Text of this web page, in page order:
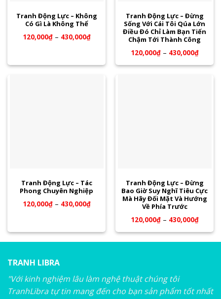
Tranh Động Lực – Không
Có Gì Là Không Thể
120,000₫– 430,000₫
Tranh Động Lực – Đừng
Sống Với Cái Tôi Qúa Lớn
Điều Đó Chỉ Làm Bạn Tiến
Chậm Tới Thành Công
120,000₫– 430,000₫
Tranh Động Lực – Tác
Phong Chuyên Nghiệp
120,000₫– 430,000₫
Tranh Động Lực – Đừng
Bao Giờ Suy Nghĩ Tiêu Cực
Mà Hãy Đối Mặt Và Hướng
Về Phía Trước
120,000₫– 430,000₫
TRANH LIBRA
"Với kinh nghiệm lâu làm nghệ thuật chúng tôi
TranhLibra tự tin mang đến cho bạn sản phẩm tốt nhất